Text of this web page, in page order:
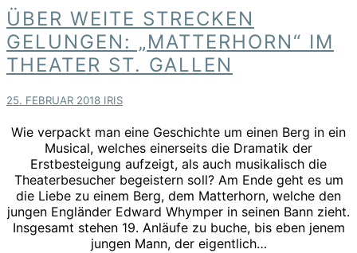
Über
weite
Strecken
gelungen:
„Matterhorn“
im
Theater
St.
Gallen
ÜBER WEITE STRECKEN
GELUNGEN: „MATTERHORN“ IM
THEATER ST. GALLEN
25. FEBRUAR 2018 IRIS
Wie verpackt man eine Geschichte um einen Berg in ein
Musical, welches einerseits die Dramatik der
Erstbesteigung aufzeigt, als auch musikalisch die
Theaterbesucher begeistern soll? Am Ende geht es um
die Liebe zu einem Berg, dem Matterhorn, welche den
jungen Engländer Edward Whymper in seinen Bann zieht.
Insgesamt stehen 19. Anläufe zu buche, bis eben jenem
jungen Mann, der eigentlich…